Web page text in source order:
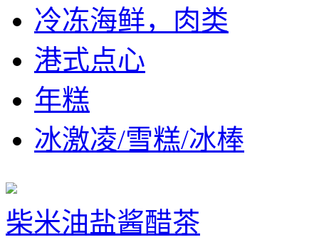
冷冻海鲜，肉类
港式点心
年糕
冰激凌/雪糕/冰棒
柴米油盐酱醋茶